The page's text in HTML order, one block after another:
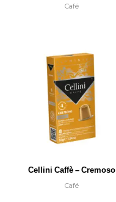
Café
Cellini Caffè – Cremoso
Café